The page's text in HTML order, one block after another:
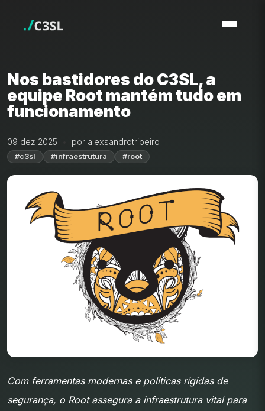
Nos bastidores do C3SL, a
equipe Root mantém tudo em
funcionamento
09 dez 2025 por alexsandrotribeiro
#c3sl #infraestrutura #root
Com ferramentas modernas e políticas rígidas de
segurança, o Root assegura a infraestrutura vital para